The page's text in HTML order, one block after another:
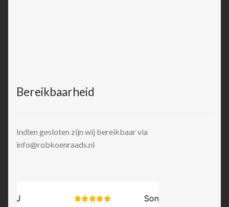
Bereikbaarheid
Indien gesloten zijn wij bereikbaar via
info@robkoenraads.nl